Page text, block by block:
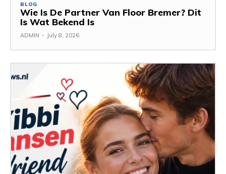
BLOG
Wie Is De Partner Van Floor Bremer? Dit
Is Wat Bekend Is
ADMIN - July 8, 2026